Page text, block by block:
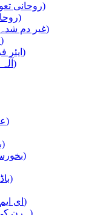
Ruhani Tawezat (روحانی تعویذات)
Ruhani Ubtan (روحانی اُبٹن)
Ghair Dum Shuda Products (غیر دم شدہ اشیاء)
Agar Battian (اگر بتیاں)
Air Freshners ( ایئر فریشنرز)
Ala-e-Yaksoi (آلہ یکسوئی)
Attar Spray (عطر سپرے)
Bakhoor Dan (بخوردان)
Bakhoor Sticks (بخورسٹکس)
Body Sprays (باڈی سپرے)
EMF Meter (ای ایم ایف میٹر)
Hiran Ki Jhilli (ہرن کی جھلی)